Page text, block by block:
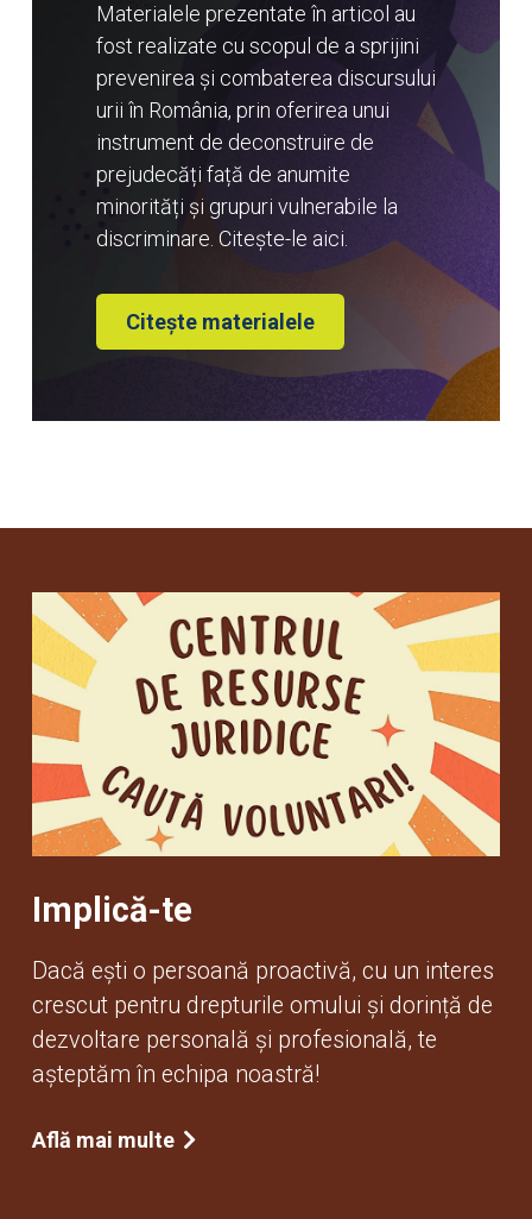
Materialele prezentate în articol au
fost realizate cu scopul de a sprijini
prevenirea și combaterea discursului
urii în România, prin oferirea unui
instrument de deconstruire de
prejudecăți față de anumite
minorități și grupuri vulnerabile la
discriminare. Citește-le aici.
Citește materialele
Implică-te
Dacă ești o persoană proactivă, cu un interes
crescut pentru drepturile omului și dorință de
dezvoltare personală și profesională, te
așteptăm în echipa noastră!
Află mai multe